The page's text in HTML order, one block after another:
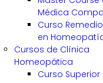
Médica
Curso
en
Cursos de Clínica
Homeopática
Curso Superior